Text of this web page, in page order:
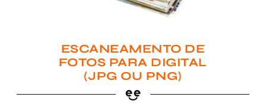
ESCANEAMENTO DE
FOTOS PARA DIGITAL
(JPG OU PNG)